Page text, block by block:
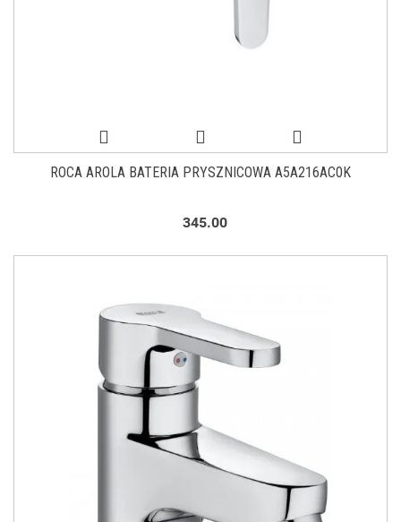
ROCA AROLA BATERIA PRYSZNICOWA A5A216AC0K
345.00